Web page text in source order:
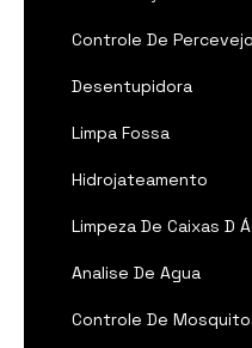
Controle De Percevejo
Desentupidora
Limpa Fossa
Hidrojateamento
Limpeza De Caixas D
Analise De Agua
Controle De